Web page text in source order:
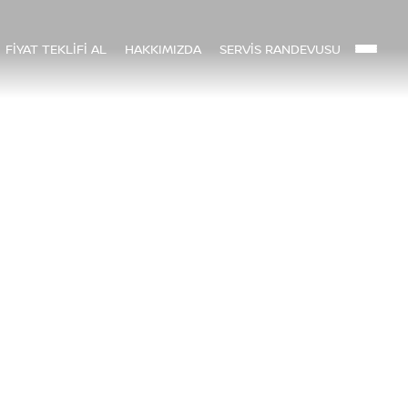
FİYAT TEKLİFİ AL HAKKIMIZDA SERVİS RANDEVUSU